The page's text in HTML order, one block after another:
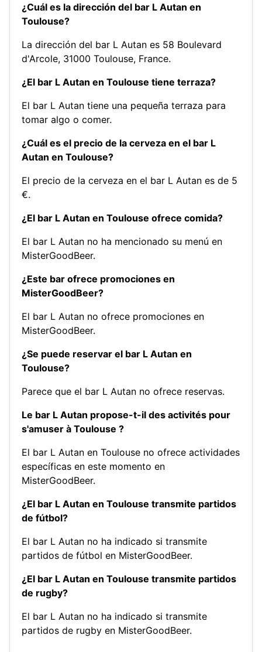
¿Cuál es la dirección del bar L Autan en
Toulouse?
La dirección del bar L Autan es 58 Boulevard
d'Arcole, 31000 Toulouse, France.
¿El bar L Autan en Toulouse tiene terraza?
El bar L Autan tiene una pequeña terraza para
tomar algo o comer.
¿Cuál es el precio de la cerveza en el bar L
Autan en Toulouse?
El precio de la cerveza en el bar L Autan es de 5
€.
¿El bar L Autan en Toulouse ofrece comida?
El bar L Autan no ha mencionado su menú en
MisterGoodBeer.
¿Este bar ofrece promociones en
MisterGoodBeer?
El bar L Autan no ofrece promociones en
MisterGoodBeer.
¿Se puede reservar el bar L Autan en
Toulouse?
Parece que el bar L Autan no ofrece reservas.
Le bar L Autan propose-t-il des activités pour
s'amuser à Toulouse ?
El bar L Autan en Toulouse no ofrece actividades
específicas en este momento en
MisterGoodBeer.
¿El bar L Autan en Toulouse transmite partidos
de fútbol?
El bar L Autan no ha indicado si transmite
partidos de fútbol en MisterGoodBeer.
¿El bar L Autan en Toulouse transmite partidos
de rugby?
El bar L Autan no ha indicado si transmite
partidos de rugby en MisterGoodBeer.